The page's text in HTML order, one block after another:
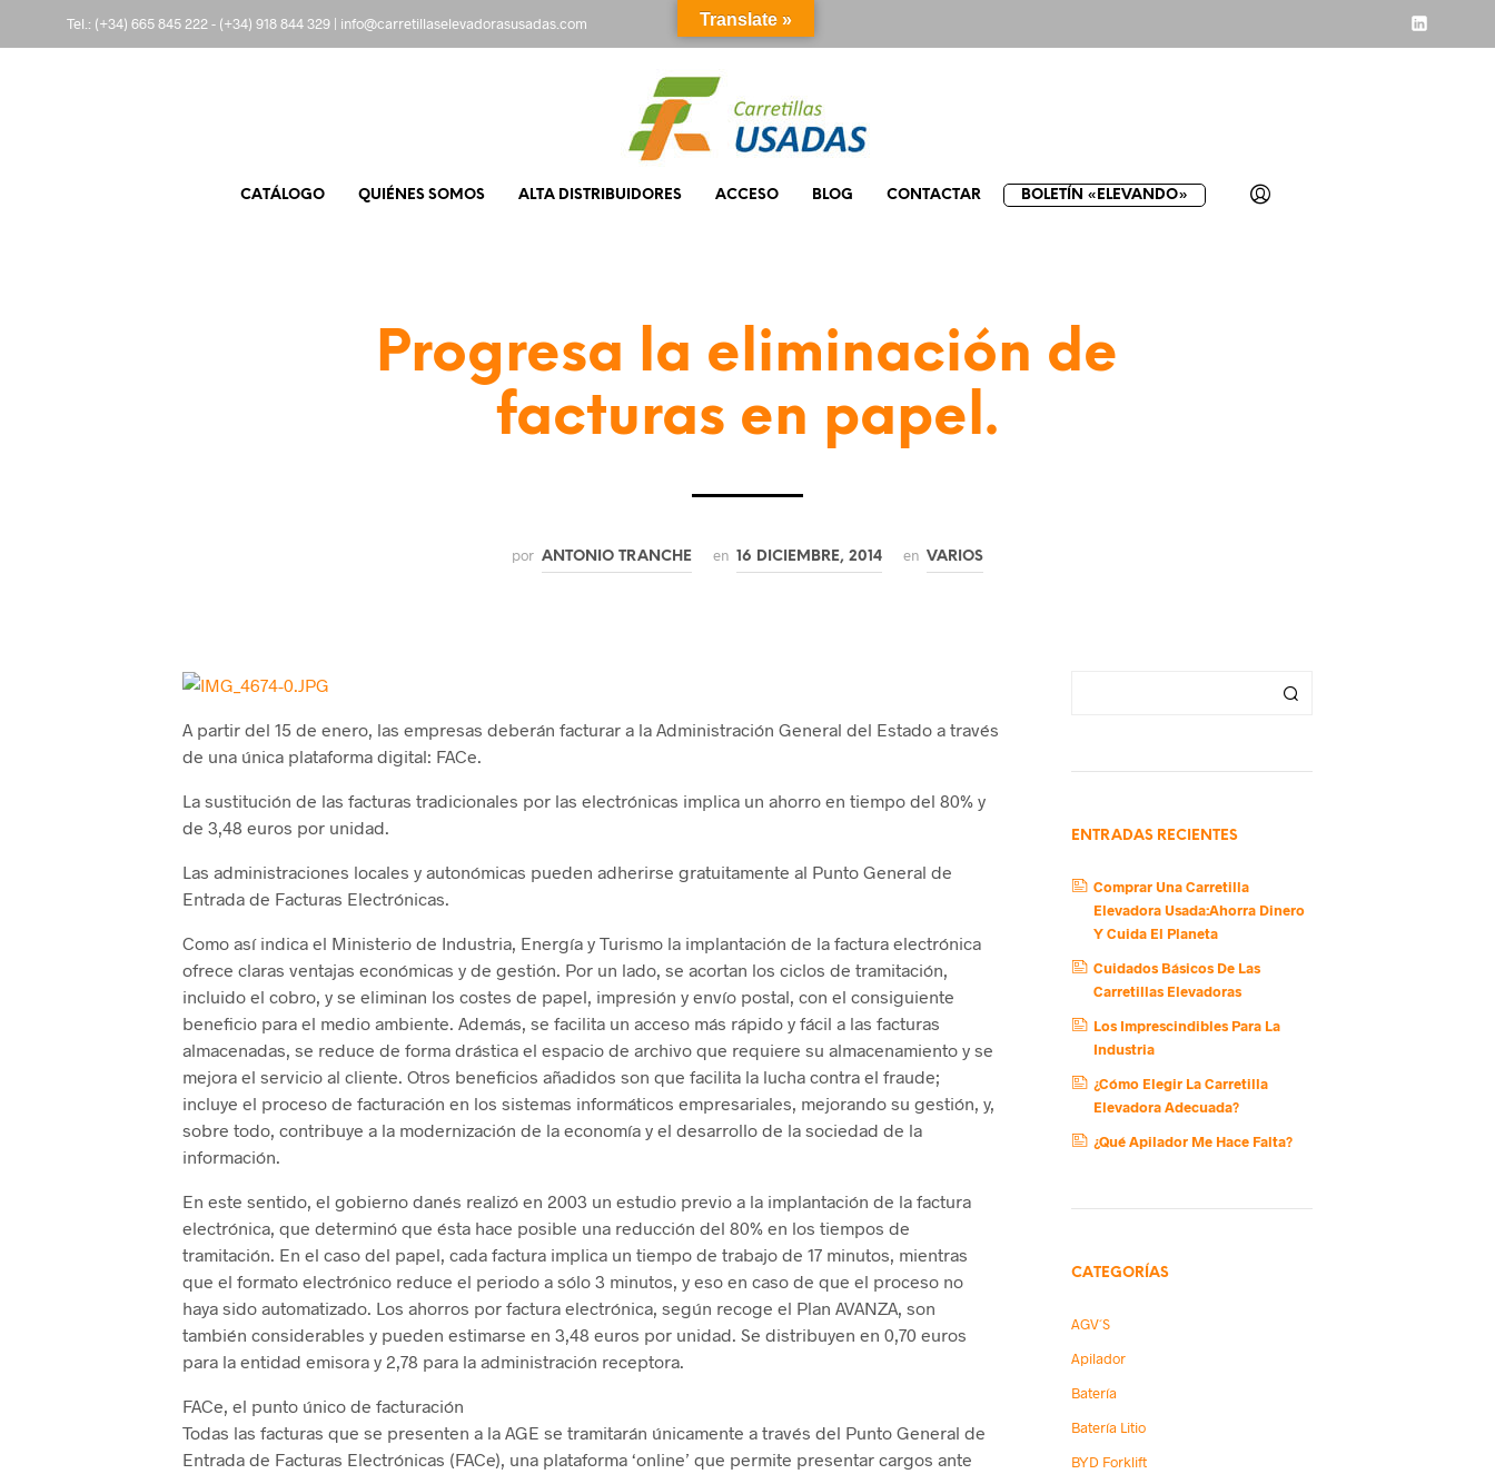
Tel.: (+34) 665 845 222- (+34) 918 844 329 | info@carretillaselevadorasusadas.com
CATÁLOGO QUIÉNES SOMOS ALTA DISTRIBUIDORES ACCESO BLOG CONTACTAR BOLETÍN «ELEVANDO»
Progresa la eliminación de
facturas en papel.
por ANTONIO TRANCHE en 16 DICIEMBRE, 2014 en VARIOS
A partir del 15 de enero, las empresas deberán facturar a la Administración General del Estado a través
de una única plataforma digital: FACe.
La sustitución de las facturas tradicionales por las electrónicas implica un ahorro en tiempo del 80% y
de 3,48 euros por unidad.
Las administraciones locales y autonómicas pueden adherirse gratuitamente al Punto General de
Entrada de Facturas Electrónicas.
Como así indica el Ministerio de Industria, Energía y Turismo la implantación de la factura electrónica
ofrece claras ventajas económicas y de gestión. Por un lado, se acortan los ciclos de tramitación,
incluido el cobro, y se eliminan los costes de papel, impresión y envío postal, con el consiguiente
beneficio para el medio ambiente. Además, se facilita un acceso más rápido y fácil a las facturas
almacenadas, se reduce de forma drástica el espacio de archivo que requiere su almacenamiento y se
mejora el servicio al cliente. Otros beneficios añadidos son que facilita la lucha contra el fraude;
incluye el proceso de facturación en los sistemas informáticos empresariales, mejorando su gestión, y,
sobre todo, contribuye a la modernización de la economía y el desarrollo de la sociedad de la
información.
En este sentido, el gobierno danés realizó en 2003 un estudio previo a la implantación de la factura
electrónica, que determinó que ésta hace posible una reducción del 80% en los tiempos de
tramitación. En el caso del papel, cada factura implica un tiempo de trabajo de 17 minutos, mientras
que el formato electrónico reduce el periodo a sólo 3 minutos, y eso en caso de que el proceso no
haya sido automatizado. Los ahorros por factura electrónica, según recoge el Plan AVANZA, son
también considerables y pueden estimarse en 3,48 euros por unidad. Se distribuyen en 0,70 euros
para la entidad emisora y 2,78 para la administración receptora.
FACe, el punto único de facturación
Todas las facturas que se presenten a la AGE se tramitarán únicamente a través del Punto General de
Entrada de Facturas Electrónicas (FACe), una plataforma ‘online’ que permite presentar cargos ante
ENTRADAS RECIENTES
Comprar Una Carretilla
Elevadora Usada:Ahorra Dinero
Y Cuida El Planeta
Cuidados Básicos De Las
Carretillas Elevadoras
Los Imprescindibles Para La
Industria
¿Cómo Elegir La Carretilla
Elevadora Adecuada?
¿Qué Apilador Me Hace Falta?
CATEGORÍAS
AGV´s
Apilador
Batería
Batería Litio
BYD Forklift
Translate »